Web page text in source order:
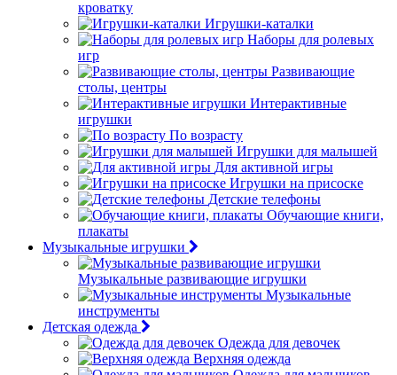
кроватку
Игрушки-каталки
Наборы для ролевых
игр
Развивающие
столы, центры
Интерактивные
игрушки
По возрасту
Игрушки для малышей
Для активной игры
Игрушки на присоске
Детские телефоны
Обучающие книги,
плакаты
Музыкальные игрушки
Музыкальные развивающие игрушки
Музыкальные
инструменты
Детская одежда
Одежда для девочек
Верхняя одежда